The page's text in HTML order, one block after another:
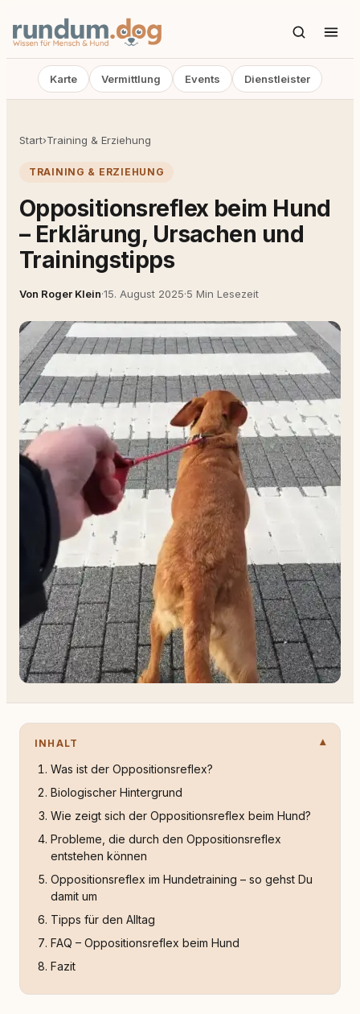
Karte Vermittlung Events Dienstleister
Start›Training & Erziehung
TRAINING & ERZIEHUNG
Oppositionsreflex beim Hund
– Erklärung, Ursachen und
Trainingstipps
Von Roger Klein·15. August 2025·5 Min Lesezeit
INHALT
Was ist der Oppositionsreflex?
Biologischer Hintergrund
Wie zeigt sich der Oppositionsreflex beim Hund?
Probleme, die durch den Oppositionsreflex
entstehen können
Oppositionsreflex im Hundetraining – so gehst Du
damit um
Tipps für den Alltag
FAQ – Oppositionsreflex beim Hund
Fazit